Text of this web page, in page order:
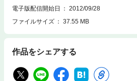
電子版配信開始日
2012/09/28
ファイルサイズ
37.55 MB
作品をシェアする